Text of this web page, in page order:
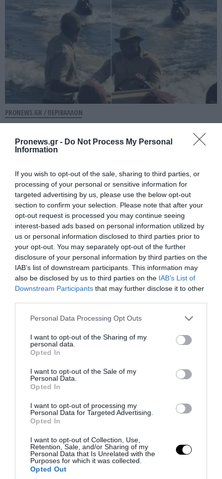
Pronews.gr - Do Not Process My Personal
Information
If you wish to opt-out of the sale, sharing to third parties, or
processing of your personal or sensitive information for
targeted advertising by us, please use the below opt-out
section to confirm your selection. Please note that after your
opt-out request is processed you may continue seeing
interest-based ads based on personal information utilized by
us or personal information disclosed to third parties prior to
your opt-out. You may separately opt-out of the further
disclosure of your personal information by third parties on the
IAB’s list of downstream participants. This information may
also be disclosed by us to third parties on the IAB’s List of
Downstream Participants that may further disclose it to other
Please note that this website/app uses one or more Google
not limited to your visit or usage behaviour. You may click to
grant or deny consent to Google and its third-party tags to
use your data for below specified purposes in below Google
consent section.
Personal Data Processing Opt Outs
I want to opt-out of the Sharing of my
personal data.
Opted In
I want to opt-out of the Sale of my
Personal Data.
Opted In
I want to opt-out of processing my
Personal Data for Targeted Advertising.
Opted In
I want to opt-out of Collection, Use,
Retention, Sale, and/or Sharing of my
Personal Data that Is Unrelated with the
Purposes for which it was collected.
Opted Out
PRONEWS.GR / ΠΕΡΙΒΑΛΛΟΝ
Τρόμος για τουρίστες στην Μποτσουάνα:
Ιπποπόταμος άρχισε να καταδιώκει το
08.08.2026 | 07:08
PRONEWS.GR /ΑΓΡΙΑ ΖΩΗ
Γαλλία: Κλείνουν παραλίες μετά την
εμφάνιση επικίνδυνων θαλάσσιων
οργανισμών που μοιάζουν με μέδουσες
(φωτο)
07.08.2026 | 12:58